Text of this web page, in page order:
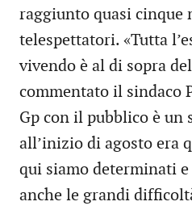
raggiunto quasi cinque
telespettatori. «Tutta
vivendo è al di sopra
commentato il sindaco
Gp con il pubblico è un
all’inizio di agosto era
qui siamo determinati e
anche le grandi